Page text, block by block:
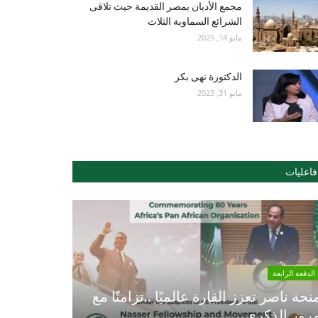
مجمع الأديان بمصر القديمة حيث تلاقى
الشرائع السماوية الثلاث
مايو 14, 2025
الدكتورة نهى بكر
مايو 31, 2023
فاعليات
الدفعة الرابعة
ناصر تعزز القارة عالميًا ..تزامنًا مع